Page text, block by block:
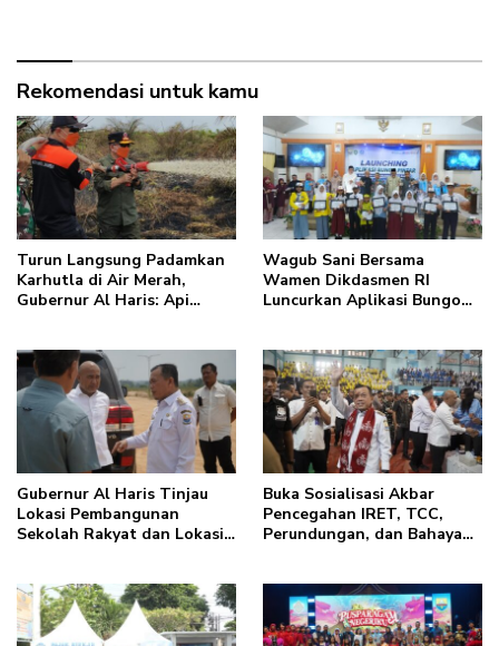
Rekomendasi untuk kamu
Turun Langsung Padamkan
Karhutla di Air Merah,
Gubernur Al Haris: Api
Wagub Sani Bersama
Wamen Dikdasmen RI
Luncurkan Aplikasi Bungo
Pendidikan di Jambi
Gubernur Al Haris Tinjau
Lokasi Pembangunan
Sekolah Rakyat dan Lokasi
Buka Sosialisasi Akbar
Pencegahan IRET, TCC,
Perundungan, dan Bahaya
anakku bisa jaga diri, 60%
masa depan sudah ada di
tangan”